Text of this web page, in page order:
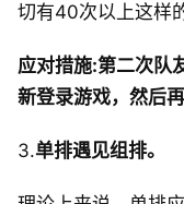
切有40次以上这样
应对措施:第二次队
新登录游戏，然后再
3.单排遇见组排。